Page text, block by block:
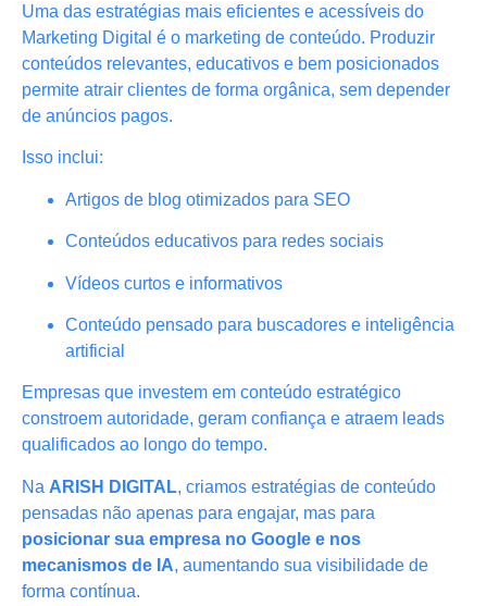
Uma das estratégias mais eficientes e acessíveis do
Marketing Digital é o marketing de conteúdo. Produzir
conteúdos relevantes, educativos e bem posicionados
permite atrair clientes de forma orgânica, sem depender
de anúncios pagos.
Isso inclui:
Artigos de blog otimizados para SEO
Conteúdos educativos para redes sociais
Vídeos curtos e informativos
Conteúdo pensado para buscadores e inteligência
artificial
Empresas que investem em conteúdo estratégico
constroem autoridade, geram confiança e atraem leads
qualificados ao longo do tempo.
Na ARISH DIGITAL, criamos estratégias de conteúdo
pensadas não apenas para engajar, mas para
posicionar sua empresa no Google e nos
mecanismos de IA, aumentando sua visibilidade de
forma contínua.